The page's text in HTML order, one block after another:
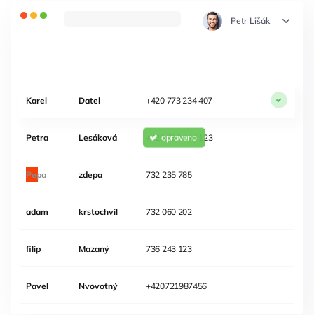
Petr Lišák
Karel Datel +420 773 234 407
Petra Lesáková +420 738 444 123
Josef Zdepa 732 235 785
adam krstochvil 732 060 202
filip Mazaný 736 243 123
Pavel Nvovotný +420721987456